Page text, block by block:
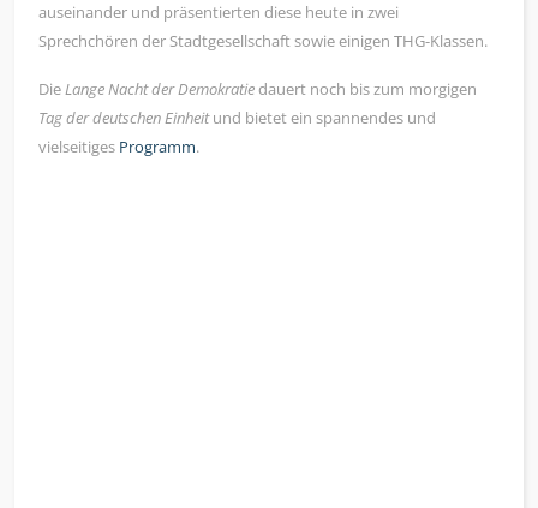
auseinander und präsentierten diese heute in zwei
Sprechchören der Stadtgesellschaft sowie einigen THG-Klassen.
DieLange Nacht der Demokratiedauert noch bis zum morgigen
Tag der deutschen Einheitund bietet ein spannendes und
vielseitiges Programm.